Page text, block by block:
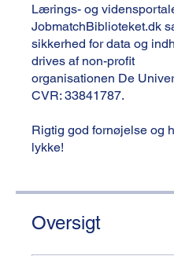
Lærings- og
JobmatchBiblioteket.dk
sikkerhed for data og
drives af non-profit
organisationen De
CVR: 33841787.
Rigtig god fornøjelse og
lykke!
Oversigt